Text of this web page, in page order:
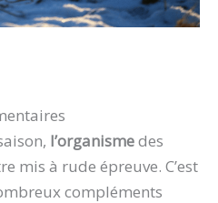
l’organismedes
mis à rude épreuve. C’est
compléments